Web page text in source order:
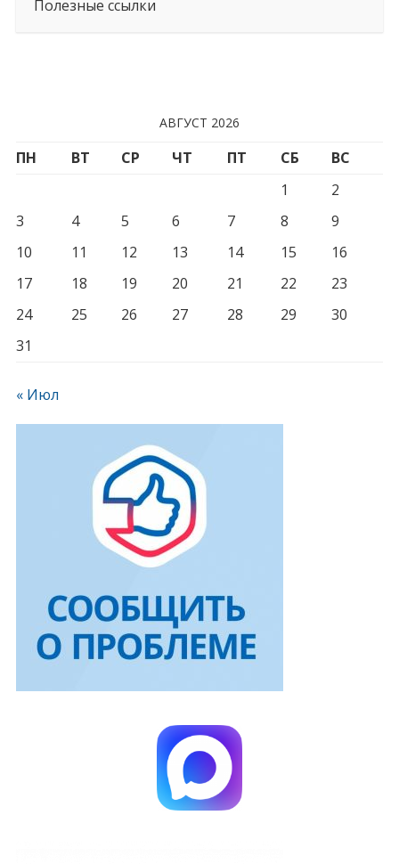
Полезные ссылки
АВГУСТ 2026
ПН ВТ СР ЧТ ПТ СБ
ВС
1
2
3
4 5 6 7 8
9
10
11 12 13 14 15
16
17
18 19 20 21 22
23
24
25 26 27 28 29
30
31
« Июл